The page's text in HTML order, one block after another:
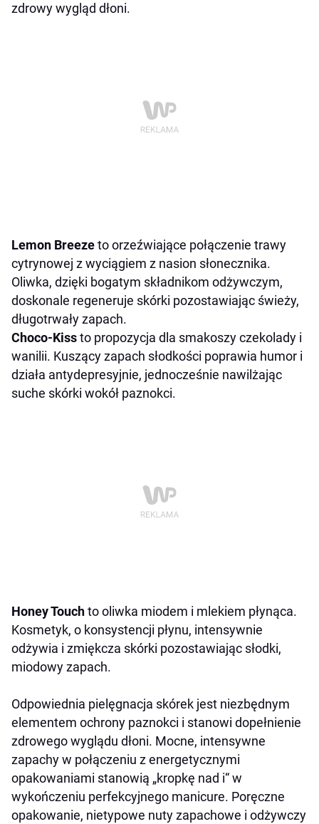
zdrowy wygląd dłoni.
Lemon Breezeto orzeźwiające połączenie trawy
cytrynowej z wyciągiem z nasion słonecznika.
Oliwka, dzięki bogatym składnikom odżywczym,
doskonale regeneruje skórki pozostawiając świeży,
długotrwały zapach.
Choco-Kissto propozycja dla smakoszy czekolady i
wanilii. Kuszący zapach słodkości poprawia humor i
działa antydepresyjnie, jednocześnie nawilżając
suche skórki wokół paznokci.
Honey Touchto oliwka miodem i mlekiem płynąca.
Kosmetyk, o konsystencji płynu, intensywnie
odżywia i zmiękcza skórki pozostawiając słodki,
miodowy zapach.
Odpowiednia pielęgnacja skórek jest niezbędnym
elementem ochrony paznokci i stanowi dopełnienie
zdrowego wyglądu dłoni. Mocne, intensywne
zapachy w połączeniu z energetycznymi
opakowaniami stanowią „kropkę nad i“ w
wykończeniu perfekcyjnego manicure. Poręczne
opakowanie, nietypowe nuty zapachowe i odżywczy